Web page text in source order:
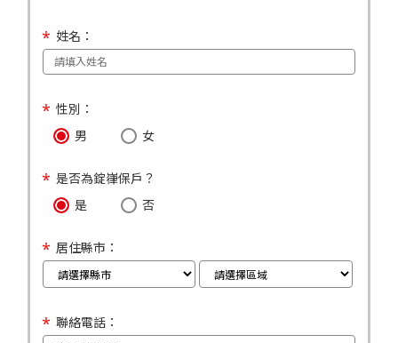
姓名：
性別：
男
女
是否為錠嵂保戶？
是
否
居住縣市：
聯絡電話：